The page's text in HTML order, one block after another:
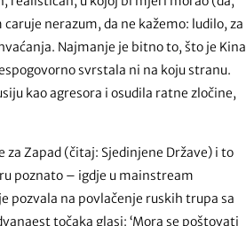
nerazum, da ne kažemo: ludilo, za
Najmanje je bitno to, što je Kina
svrstala ni na koju stranu.
kao agresora i osudila ratne zločine,
Zapad (čitaj: Sjedinjene Države) i to
poznato – igdje u mainstream
pozvala na povlačenje ruskih trupa sa
točaka glasi: ‘Mora se poštovati